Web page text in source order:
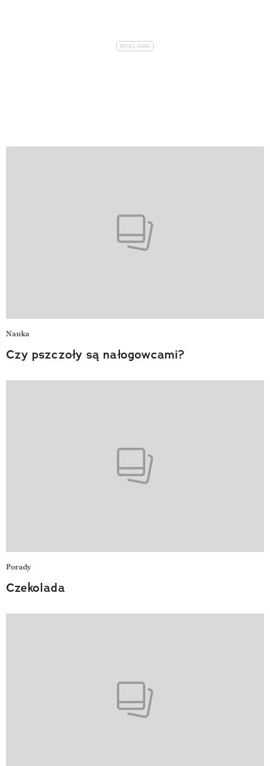
Nauka
Czy pszczoły są nałogowcami?
Porady
Czekolada